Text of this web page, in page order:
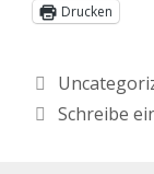
Drucken
Schreibe